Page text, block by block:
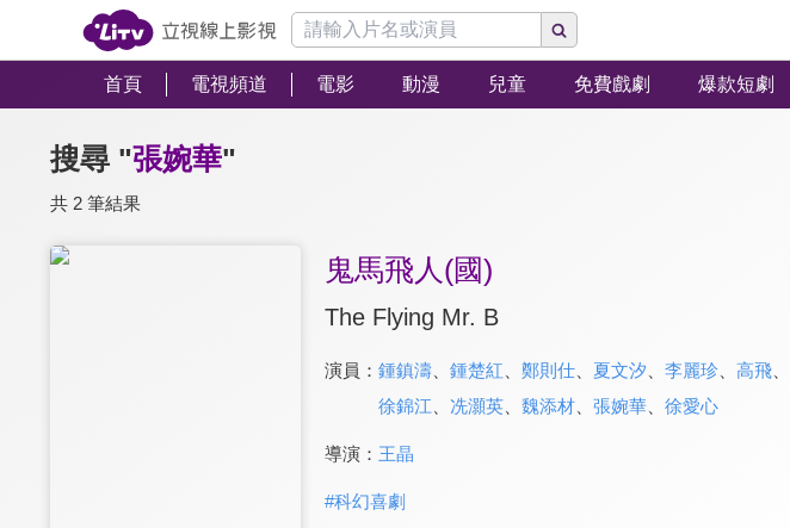
首頁 電視頻道 電影 動漫 兒童 免費戲劇 爆款短劇
搜尋 "張婉華"
共 2 筆結果
鬼馬飛人(國)
The Flying Mr. B
演員： 鍾鎮濤、 鍾楚紅 鄭則仕、 夏文汐 李麗珍、 高飛、
徐錦江
冼灝英、 魏添材、 張婉華、 徐愛心
導演： 王晶
#科幻喜劇